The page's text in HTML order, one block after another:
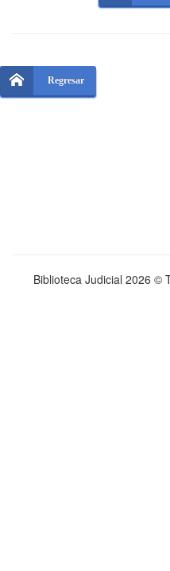
Regresar
Biblioteca Judicial 2026 ©